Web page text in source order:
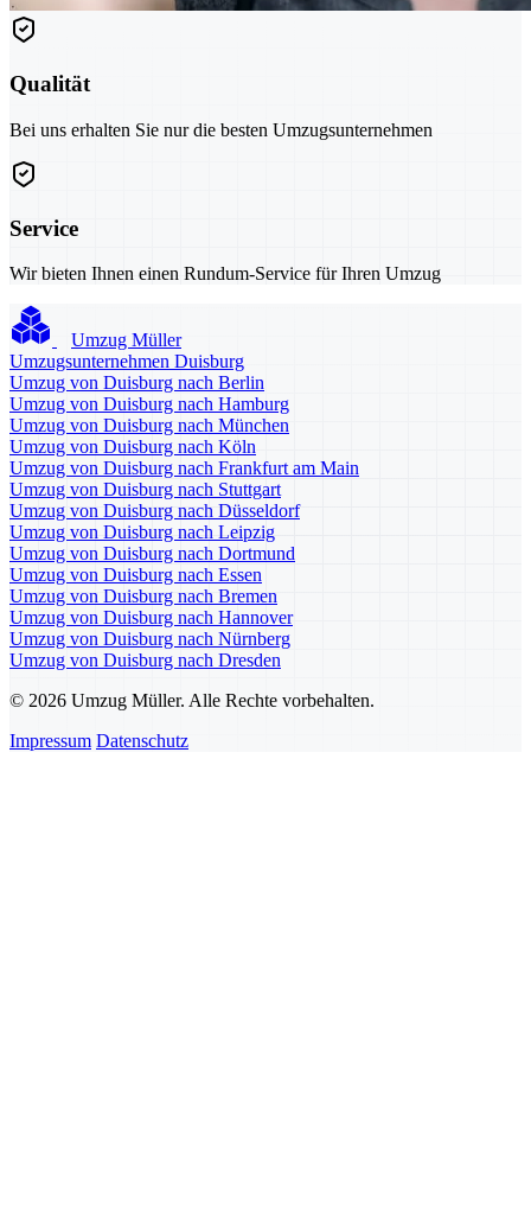
Qualität
Bei uns erhalten Sie nur die besten Umzugsunternehmen
Service
Wir bieten Ihnen einen Rundum-Service für Ihren Umzug
Umzug Müller
Umzugsunternehmen Duisburg
Umzug von Duisburg nach Berlin
Umzug von Duisburg nach Hamburg
Umzug von Duisburg nach München
Umzug von Duisburg nach Köln
Umzug von Duisburg nach Frankfurt am Main
Umzug von Duisburg nach Stuttgart
Umzug von Duisburg nach Düsseldorf
Umzug von Duisburg nach Leipzig
Umzug von Duisburg nach Dortmund
Umzug von Duisburg nach Essen
Umzug von Duisburg nach Bremen
Umzug von Duisburg nach Hannover
Umzug von Duisburg nach Nürnberg
Umzug von Duisburg nach Dresden
© 2026 Umzug Müller. Alle Rechte vorbehalten.
Impressum Datenschutz